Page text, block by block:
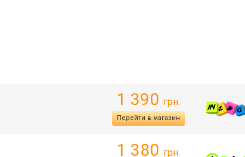
1 390 грн.
Перейти в магазин
1 380 грн.